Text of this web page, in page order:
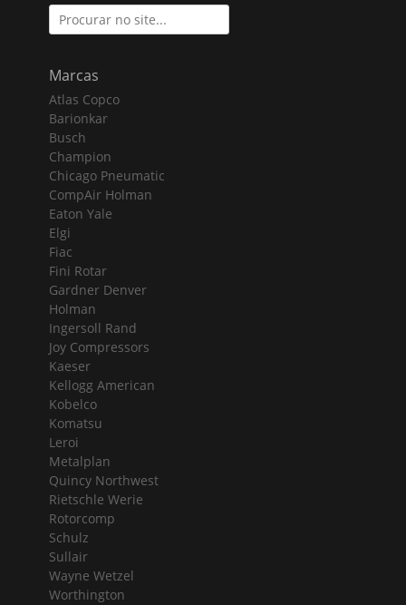
Search
for:
Marcas
Atlas Copco
Barionkar
Busch
Champion
Chicago Pneumatic
CompAir Holman
Eaton Yale
Elgi
Fiac
Fini Rotar
Gardner Denver
Holman
Ingersoll Rand
Joy Compressors
Kaeser
Kellogg American
Kobelco
Komatsu
Leroi
Metalplan
Quincy Northwest
Rietschle Werie
Rotorcomp
Schulz
Sullair
Wayne Wetzel
Worthington